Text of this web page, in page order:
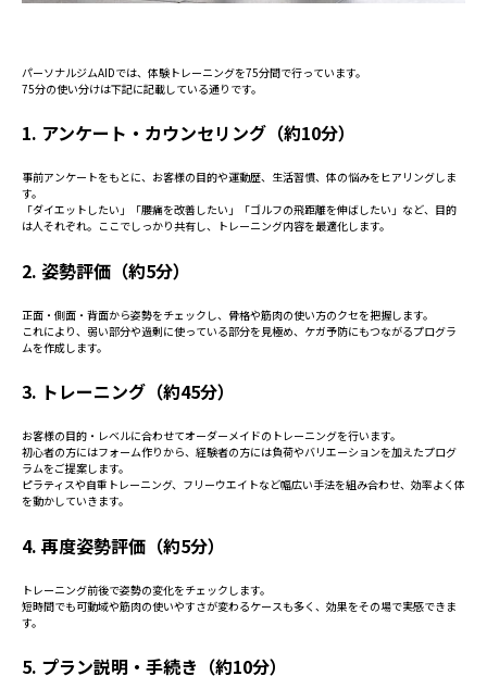
パーソナルジムAIDでは、体験トレーニングを75分間で行っています。
75分の使い分けは下記に記載している通りです。
1. アンケート・カウンセリング（約10分）
事前アンケートをもとに、お客様の目的や運動歴、生活習慣、体の悩みをヒアリングしま
す。
「ダイエットしたい」「腰痛を改善したい」「ゴルフの飛距離を伸ばしたい」など、目的
は人それぞれ。ここでしっかり共有し、トレーニング内容を最適化します。
2. 姿勢評価（約5分）
正面・側面・背面から姿勢をチェックし、骨格や筋肉の使い方のクセを把握します。
これにより、弱い部分や過剰に使っている部分を見極め、ケガ予防にもつながるプログラ
ムを作成します。
3. トレーニング（約45分）
お客様の目的・レベルに合わせてオーダーメイドのトレーニングを行います。
初心者の方にはフォーム作りから、経験者の方には負荷やバリエーションを加えたプログ
ラムをご提案します。
ピラティスや自重トレーニング、フリーウエイトなど幅広い手法を組み合わせ、効率よく体
を動かしていきます。
4. 再度姿勢評価（約5分）
トレーニング前後で姿勢の変化をチェックします。
短時間でも可動域や筋肉の使いやすさが変わるケースも多く、効果をその場で実感できま
す。
5. プラン説明・手続き（約10分）